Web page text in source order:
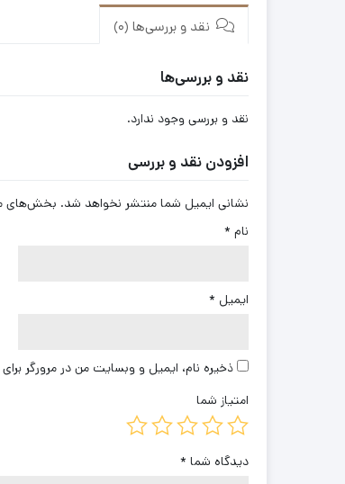
نقد و بررسی‌ها (0)
نقد و بررسی‌ها
نقد و بررسی وجود ندارد.
افزودن نقد و بررسی
نشانی ایمیل شما منتشر نخواهد شد. بخش‌های
نام *
ایمیل *
ذخیره نام، ایمیل و وبسایت من در مرورگر
امتیاز شما
دیدگاه شما *